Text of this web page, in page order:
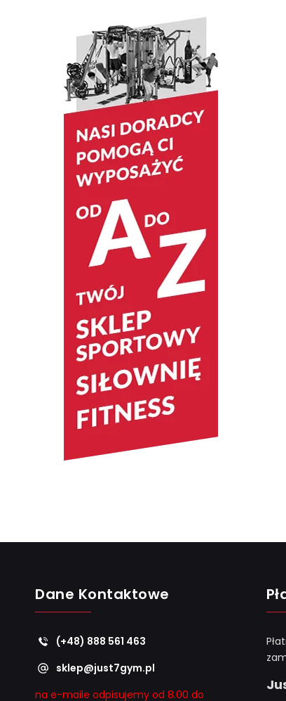
Dane Kontaktowe
(+48) 888 561 463
sklep@just7gym.pl
na e-maile odpisujemy od 8.00 do